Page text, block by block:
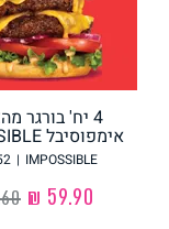
אסייתי
4 יח' בורגר
אימפוסיבל IMPOSSIBLE
| IMPOSSIBLE
‏72.60 ₪